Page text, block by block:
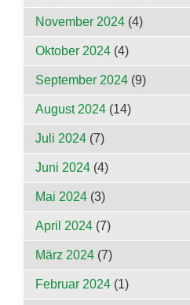
November 2024 (4)
Oktober 2024 (4)
September 2024 (9)
August 2024 (14)
Juli 2024 (7)
Juni 2024 (4)
Mai 2024 (3)
April 2024 (7)
März 2024 (7)
Februar 2024 (1)